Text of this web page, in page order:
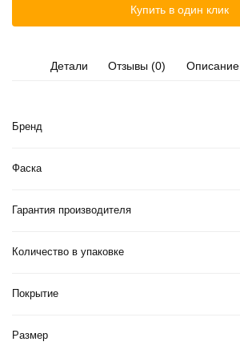
Купить в один клик
Детали Отзывы (0) Описание
Бренд
Фаска
Гарантия производителя
Количество в упаковке
Покрытие
Размер